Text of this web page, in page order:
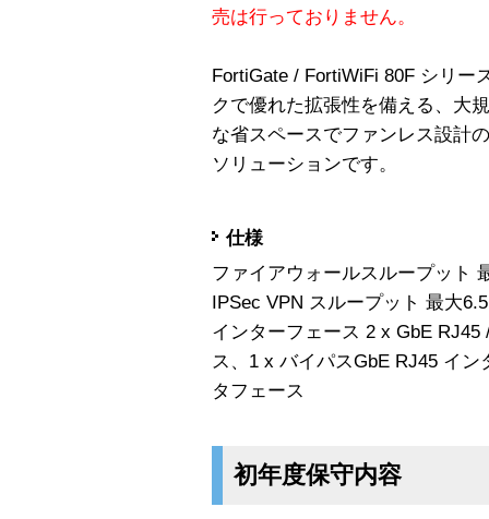
売は行っておりません。
FortiGate / FortiWiFi 80F シリー
クで優れた拡張性を備える、大
な省スペースでファンレス設計
ソリューションです。
仕様
ファイアウォールスループット
IPSec VPN スループット 最大
インターフェース 2 x GbE
ス、1 x バイパスGbE RJ45 イ
タフェース
初年度保守内容